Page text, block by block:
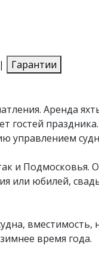
| Гарантии
Аренда
гостей
управлением
и Подмосковья.
или юбилей,
вместимость,
время года.